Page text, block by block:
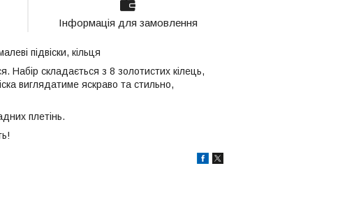
Інформація для замовлення
підвіски, кільця
Набір складається з 8 золотистих кілець,
виглядатиме яскраво та стильно,
плетінь.